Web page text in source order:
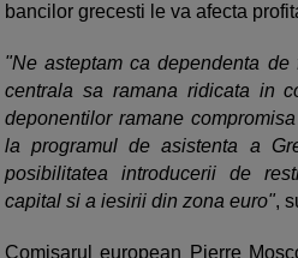
bancilor grecesti le va afecta
"Ne asteptam ca dependenta
centrala sa ramana ridicata in
deponentilor ramane
la programul de asistenta a
posibilitatea introducerii de
capital si a iesirii din zona euro",
Comisarul european Pierre